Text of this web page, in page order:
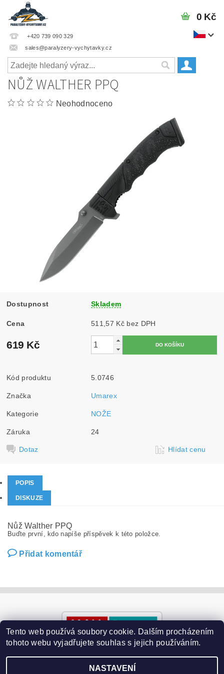
+420 739 090 329
sales@paralyzery-vychytavky.cz
0 Kč
NŮŽ WALTHER PPQ
Neohodnoceno
Dostupnost Skladem
Cena 511,57 Kč bez DPH
619 Kč
Kód produktu 5.0746
Značka Umarex
Kategorie NOŽE
Záruka 24
Dotaz Hlídat cenu
POPIS
DISKUZE
Nůž Walther PPQ
Buďte první, kdo napíše příspěvek k této položce.
Přidat komentář
Tento web používá soubory cookie. Dalším procházením
tohoto webu vyjadřujete souhlas s jejich používáním.
NASTAVENÍ